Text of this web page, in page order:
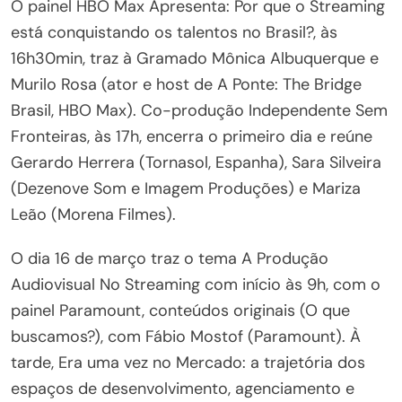
O painel HBO Max Apresenta: Por que o Streaming
está conquistando os talentos no Brasil?, às
16h30min, traz à Gramado Mônica Albuquerque e
Murilo Rosa (ator e host de A Ponte: The Bridge
Brasil, HBO Max). Co-produção Independente Sem
Fronteiras, às 17h, encerra o primeiro dia e reúne
Gerardo Herrera (Tornasol, Espanha), Sara Silveira
(Dezenove Som e Imagem Produções) e Mariza
Leão (Morena Filmes).
O dia 16 de março traz o tema A Produção
Audiovisual No Streaming com início às 9h, com o
painel Paramount, conteúdos originais (O que
buscamos?), com Fábio Mostof (Paramount). À
tarde, Era uma vez no Mercado: a trajetória dos
espaços de desenvolvimento, agenciamento e